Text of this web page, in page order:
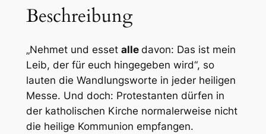
o
s
p
e
n
d
u
Beschreibung
„Nehmet und esset alle davon: Das ist mein
Leib, der für euch hingegeben wird“, so
lauten die Wandlungsworte in jeder heiligen
Messe. Und doch: Protestanten dürfen in
der katholischen Kirche normalerweise nicht
die heilige Kommunion empfangen.